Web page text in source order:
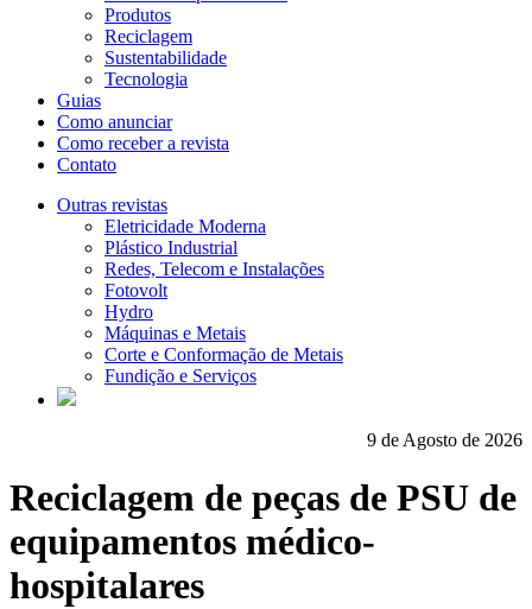
Produtos
Reciclagem
Sustentabilidade
Tecnologia
Guias
Como anunciar
Como receber a revista
Contato
Outras revistas
Eletricidade Moderna
Plástico Industrial
Redes, Telecom e Instalações
Fotovolt
Hydro
Máquinas e Metais
Corte e Conformação de Metais
Fundição e Serviços
9 de Agosto de 2026
Reciclagem de peças de PSU de
equipamentos médico-
hospitalares